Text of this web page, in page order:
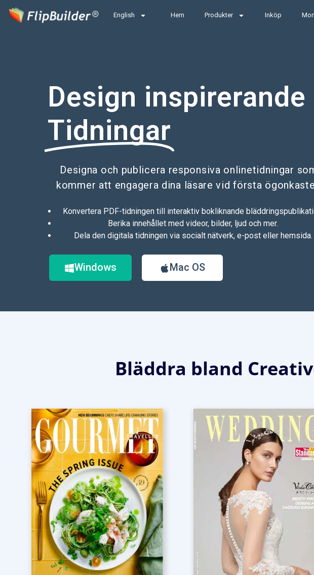
English Hem Produkter Inköp
Design inspirerande
Tidningar
Designa och publicera responsiva onlinetidningar
kommer att engagera dina läsare vid första
Konvertera PDF-tidningen till interaktiv bokliknande
Berika innehållet med videor, bilder, ljud och mer.
Dela den digitala tidningen via socialt nätverk, e-post eller hemsida.
Windows Mac OS
Bläddra bland